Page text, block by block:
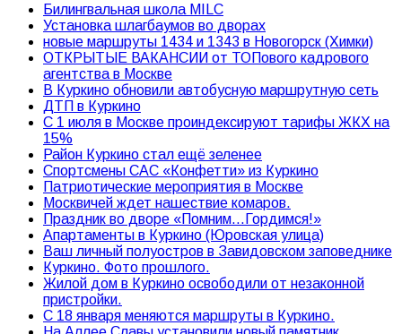
Билингвальная школа MILC
Установка шлагбаумов во дворах
новые маршруты 1434 и 1343 в Новогорск (Химки)
ОТКРЫТЫЕ ВАКАНСИИ от ТОПового кадрового
агентства в Москве
В Куркино обновили автобусную маршрутную сеть
ДТП в Куркино
С 1 июля в Москве проиндексируют тарифы ЖКХ на
15%
Район Куркино стал ещё зеленее
Спортсмены САС «Конфетти» из Куркино
Патриотические мероприятия в Москве
Москвичей ждет нашествие комаров.
Праздник во дворе «Помним…Гордимся!»
Апартаменты в Куркино (Юровская улица)
Ваш личный полуостров в Завидовском заповеднике
Куркино. Фото прошлого.
Жилой дом в Куркино освободили от незаконной
пристройки.
С 18 января меняются маршруты в Куркино.